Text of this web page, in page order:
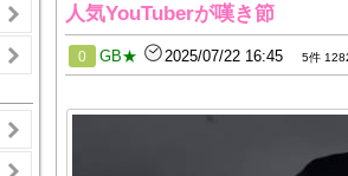
人気YouTuberが嘆き節
0 GB★ 2025/07/22 16:45 5件